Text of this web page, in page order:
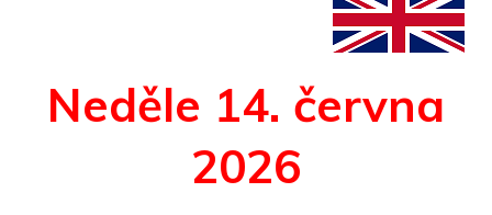
Neděle 14. června
2026